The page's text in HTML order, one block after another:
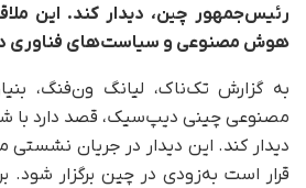
رئیس‌جمهور چین، دیدار کند. این
هوش مصنوعی و سیاست‌های فناوری در
به گزارش تک‌ناک، لیانگ ون‌فنگ،
مصنوعی چینی دیپ‌سیک، قصد دارد با
دیدار کند. این دیدار در جریان
قرار است به‌زودی در چین برگزار شود.